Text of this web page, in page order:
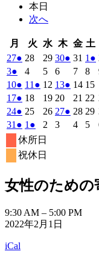
本日
次へ
月
曜
日
火 火
曜
日
水 水
曜
日
木木
曜
日
金金
曜
日
土
272026
年
7
月
27
日
● (1
件
の
イ
ベ
ン
ト)
282026
7
月
日
292026
年
7
月
29
日
302026
7
月
30
日
● (1
件
の
イ
ベ
ン
31
年
7
月
31
日
1
年
8
月
1
日
●
32026
年
8
月
3
日
●
件
の
イ
ベ
ン
ト)
42026
年
8
月
4
日
52026
年
8
月
5
日
62026
年
8
月
6
日
72026
年
8
月
7
日
8
年
8
月
8
日
102026
年
8
月
10
日
● (1
件
の
イ
ベ
ン
ト)
11 2026
11
日
● (1
件
の
イ
ベ
ン
ト)
12 2026
年
8
月
12
132026
年
8
月
● (1
件
の
イ
14
年
8
月
14
15
8
172026
年
8
月
17
日
● (1
件
の
イ
ベ
ン
182026
月
18
日
192026
年
8
202026
年
21
年
8
22
242026
年
8
月
24
● (1
件
の
イ
ベ
ト)
252026
年
8
月
25
262026
年
272026
● (1
件
ト)
28
年
29
31 2026
年
8
月
日
● (1
件
の
イ
ン
1 2026
年
9
月
日
●
件
の
イ
ン
2 2026
日
32026
日
42026
日
5
日
休所日
祝休日
女性のための
女
性
た
9:30 AM – 5:00 PM
2022年2月1日
iCal